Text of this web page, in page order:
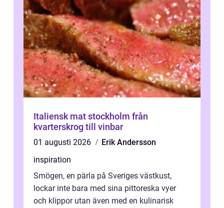
Italiensk mat stockholm från
kvarterskrog till vinbar
01 augusti 2026
Erik Andersson
inspiration
Smögen, en pärla på Sveriges västkust,
lockar inte bara med sina pittoreska vyer
och klippor utan även med en kulinarisk